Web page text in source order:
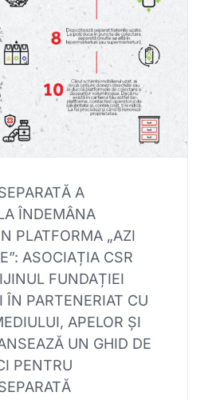
A
ÎNDEMÂNA
PLATFORMA „AZI
ASOCIAȚIA CSR
FUNDAȚIEI
ÎN PARTENERIAT CU
APELOR ȘI
UN GHID DE
PENTRU